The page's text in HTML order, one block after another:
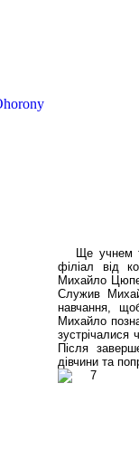
Ще учнем
філіал від
Михайло
Служив
навчання,
Михайло
зустрічалися
Після
дівчини та